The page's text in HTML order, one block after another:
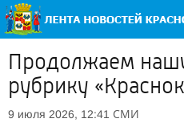
Продолжаем
рубрику
9 июля 2026, 12:41 СМИ